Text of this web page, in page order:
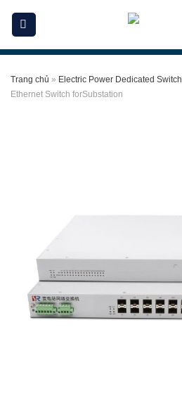
Skip
content
Trang chủ » Electric Power Dedicated Switch
Ethernet Switch forSubstation